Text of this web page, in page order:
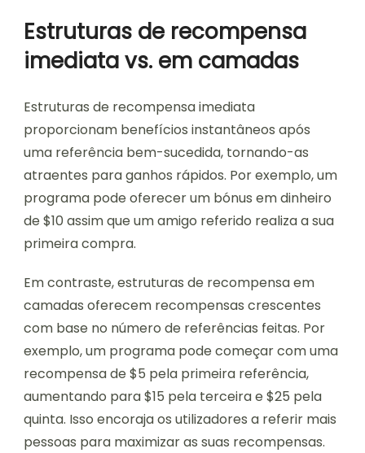
Estruturas de recompensa
imediata vs. em camadas
Estruturas de recompensa imediata
proporcionam benefícios instantâneos após
uma referência bem-sucedida, tornando-as
atraentes para ganhos rápidos. Por exemplo, um
programa pode oferecer um bónus em dinheiro
de $10 assim que um amigo referido realiza a sua
primeira compra.
Em contraste, estruturas de recompensa em
camadas oferecem recompensas crescentes
com base no número de referências feitas. Por
exemplo, um programa pode começar com uma
recompensa de $5 pela primeira referência,
aumentando para $15 pela terceira e $25 pela
quinta. Isso encoraja os utilizadores a referir mais
pessoas para maximizar as suas recompensas.